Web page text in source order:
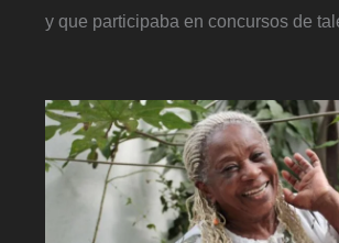
y que participaba en concursos de